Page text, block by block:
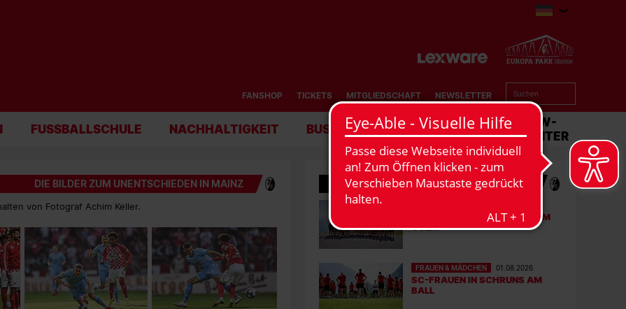
FANSHOP TICKETS MITGLIEDSCHAFT NEWSLETTER
FUSSBALLSCHULE NACHHALTIGKEIT BUSINESS STADION MATCHCENTER
DIE BILDER ZUM UNENTSCHIEDEN IN MAINZ
von Fotograf Achim Keller.
WEITERE GALERIEN
ACTION, SPIEL UND SPASS AM G
OLM
FRAUEN & MÄDCHEN 01.08.2026
SC-FRAUEN IN SCHRUNS AM
BALL